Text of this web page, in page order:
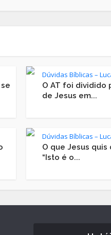
Dúvidas Bíblicas –
O AT foi dividido
de Jesus em...
Dúvidas Bíblicas –
O que Jesus
“Isto é o...